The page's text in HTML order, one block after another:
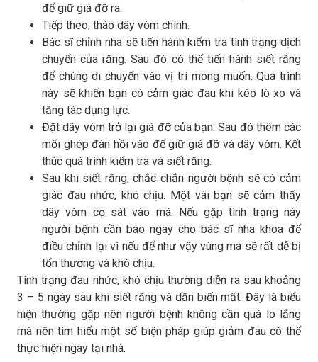
để giữ giá đỡ ra.
Tiếp theo, tháo dây vòm chính.
Bác sĩ chỉnh nha sẽ tiến hành kiểm tra tình trạng dịch
chuyển của răng. Sau đó có thể tiến hành siết răng
để chúng di chuyển vào vị trí mong muốn. Quá trình
này sẽ khiến bạn có cảm giác đau khi kéo lò xo và
tăng tác dụng lực.
Đặt dây vòm trở lại giá đỡ của bạn. Sau đó thêm các
mối ghép đàn hồi vào để giữ giá đỡ và dây vòm. Kết
thúc quá trình kiểm tra và siết răng.
Sau khi siết răng, chắc chắn người bệnh sẽ có cảm
giác đau nhức, khó chịu. Một vài bạn sẽ cảm thấy
dây vòm cọ sát vào má. Nếu gặp tình trạng này
người bệnh cần báo ngay cho bác sĩ nha khoa để
điều chỉnh lại vì nếu để như vậy vùng má sẽ rất dễ bị
tổn thương và khó chịu.
Tình trạng đau nhức, khó chịu thường diễn ra sau khoảng
3 – 5 ngày sau khi siết răng và dần biến mất. Đây là biểu
hiện thường gặp nên người bệnh không cần quá lo lắng
mà nên tìm hiểu một số biện pháp giúp giảm đau có thể
thực hiện ngay tại nhà.